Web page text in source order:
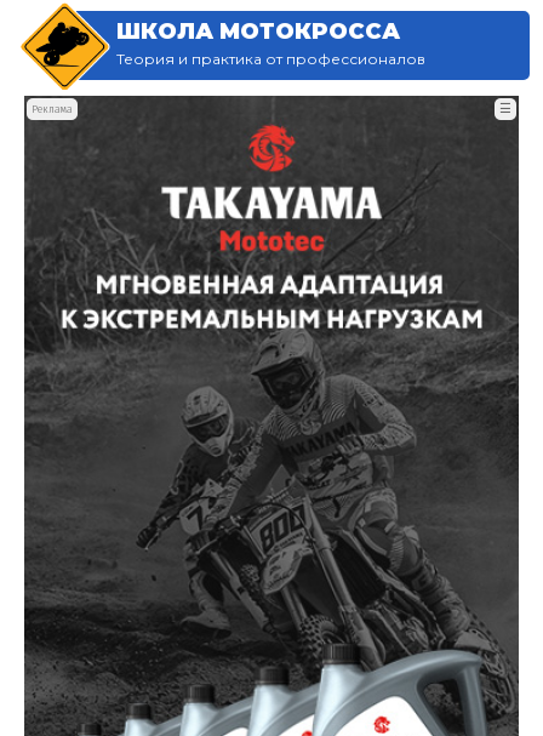
ШКОЛА МОТОКРОССА
Теория и практика от профессионалов
Реклама ☰